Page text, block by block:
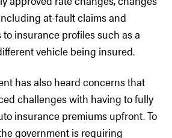
at-fault claims and
insurance profiles such as a
vehicle being insured.
has also heard concerns that
challenges with having to fully
insurance premiums upfront. To
government is requiring